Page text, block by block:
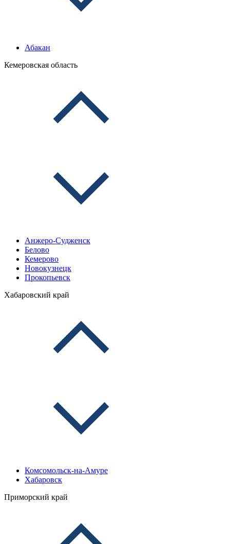
Абакан
Кемеровская область
Анжеро-Судженск
Белово
Кемерово
Новокузнецк
Прокопьевск
Хабаровский край
Комсомольск-на-Амуре
Хабаровск
Приморский край